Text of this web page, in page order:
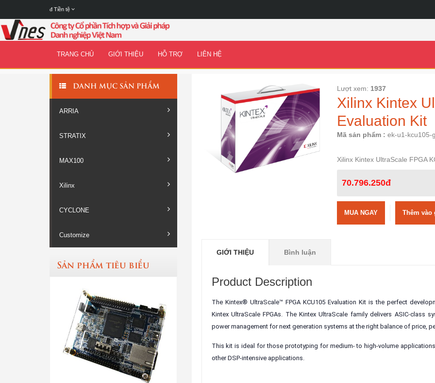
đ Tiền tệ
TRANG CHỦ GIỚI THIỆU HỖ TRỢ LIÊN HỆ
DANH MỤC SẢN PHẨM
ARRIA
STRATIX
MAX100
Xilinx
CYCLONE
Customize
Sản phẩm tiêu biểu
Lượt xem: 1937
Xilinx Kintex
Evaluation Kit
Mã sản phẩm : ek-u1-kcu105-g
Xilinx Kintex UltraScale FPGA
70.796.250đ
MUA NGAY
GIỚI THIỆU Bình luận
Product Description
The Kintex® UltraScale™ FPGA KCU105 Evaluation Kit is the perfect
Kintex UltraScale FPGAs. The Kintex UltraScale family delivers ASIC-class
power management for next generation systems at the right balance of price,
This kit is ideal for those prototyping for medium- to high-volume
other DSP-intensive applications.